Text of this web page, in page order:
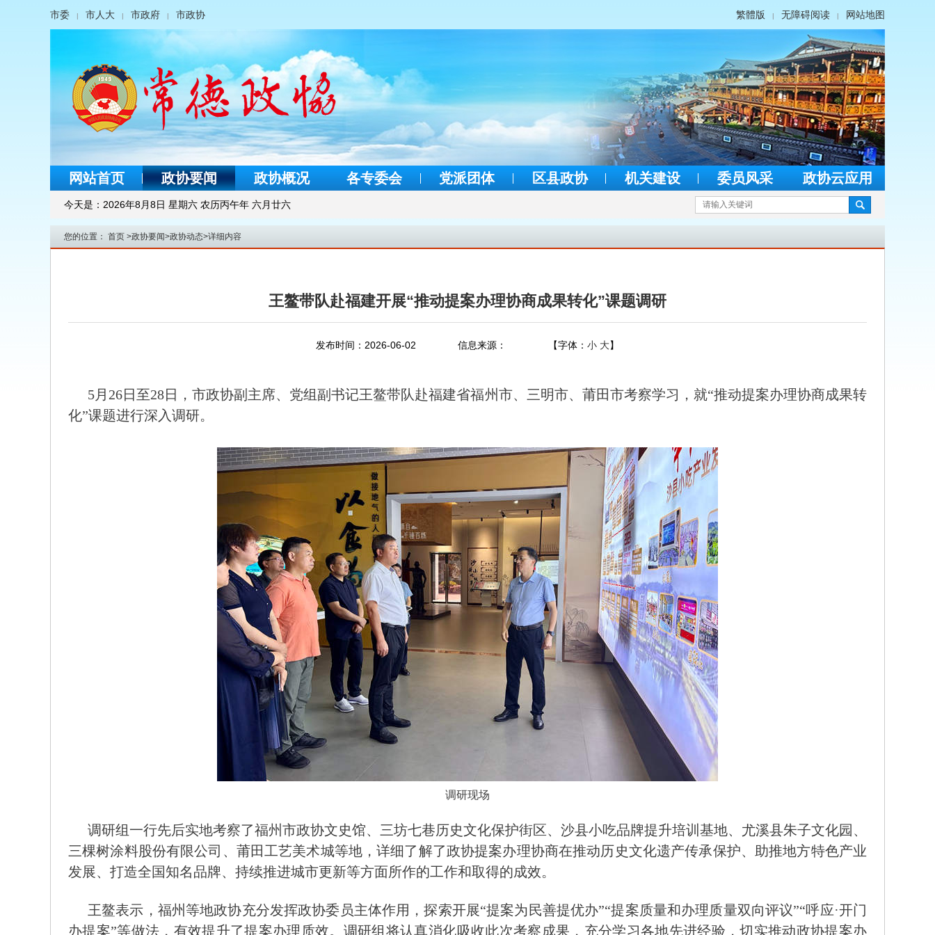
市委 | 市人大 | 市政府 | 市政协 繁體版 | 无障碍阅读 | 网站地图
网站首页 政协要闻 政协概况 各专委会 党派团体 区县政协 机关建设 委员风采 政协云应用
今天是： 2026年8月8日 星期六 农历丙午年 六月廿六
您的位置： 首页 >政协要闻>政协动态>详细内容
王鳌带队赴福建开展“推动提案办理协商成果转化”课题调研
发布时间：2026-06-02 信息来源： 【字体： 小 大】
5月26日至28日，市政协副主席、党组副书记王鳌带队赴福建省福州市、三明市、莆田市考察学习，就“推动提案办理协商成果转
化”课题进行深入调研。
调研现场
调研组一行先后实地考察了福州市政协文史馆、三坊七巷历史文化保护街区、沙县小吃品牌提升培训基地、尤溪县朱子文化园、
三棵树涂料股份有限公司、莆田工艺美术城等地，详细了解了政协提案办理协商在推动历史文化遗产传承保护、助推地方特色产业
发展、打造全国知名品牌、持续推进城市更新等方面所作的工作和取得的成效。
王鳌表示，福州等地政协充分发挥政协委员主体作用，探索开展“提案为民善提优办”“提案质量和办理质量双向评议”“呼应·开门
办提案”等做法，有效提升了提案办理质效。调研组将认真消化吸收此次考察成果，充分学习各地先进经验，切实推动政协提案办